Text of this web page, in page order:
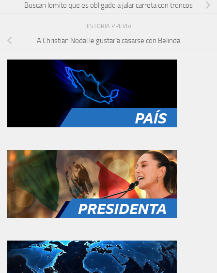
Buscan lomito que es obligado a jalar carreta con troncos
HISTORIA PREVIA
A Christian Nodal le gustaría casarse con Belinda